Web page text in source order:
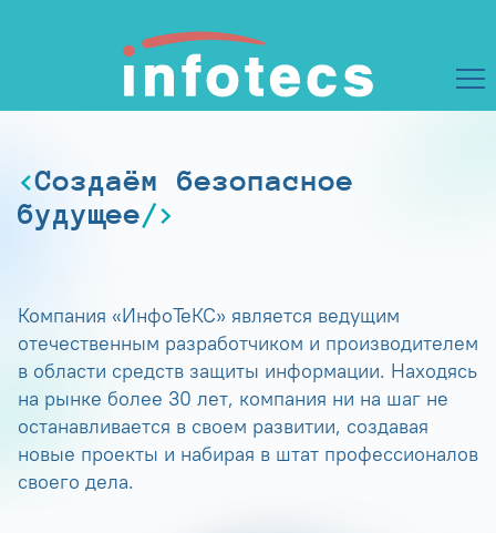
Создаём безопасное
будущее
Компания «ИнфоТеКС» является ведущим
отечественным разработчиком и производителем
в области средств защиты информации. Находясь
на рынке более 30 лет, компания ни на шаг не
останавливается в своем развитии, создавая
новые проекты и набирая в штат профессионалов
своего дела.